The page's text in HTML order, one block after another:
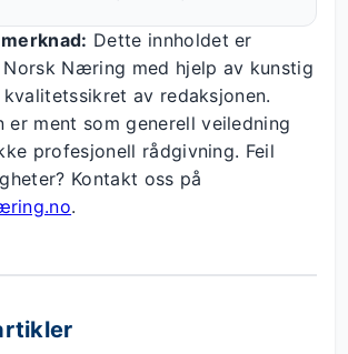
Dette innholdet er
Næring med hjelp av kunstig
av redaksjonen.
er ment som generell veiledning
profesjonell rådgivning. Feil
Kontakt oss på
.